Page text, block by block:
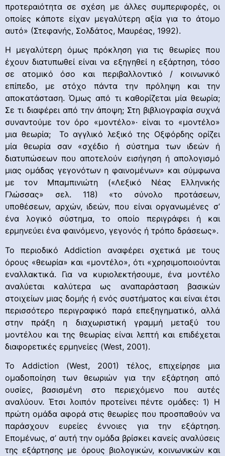
προτεραιότητα σε σχέση με άλλες συμπεριφορές, οι
οποίες κάποτε είχαν μεγαλύτερη αξία για το άτομο
αυτό» (Στεφανής, Σολδάτος, Μαυρέας, 1992).
Η μεγαλύτερη όμως πρόκληση για τις θεωρίες που
έχουν διατυπωθεί είναι να εξηγηθεί η εξάρτηση, τόσο
σε ατομικό όσο και περιβαλλοντικό / κοινωνικό
επίπεδο, με στόχο πάντα την πρόληψη και την
αποκατάσταση. Όμως από τι καθορίζεται μία θεωρία;
Σε τι διαφέρει από την άποψη; Στη βιβλιογραφία συχνά
συναντούμε τον όρο «μοντέλο»· είναι το «μοντέλο»
μια θεωρία; Το αγγλικό λεξικό της Οξφόρδης ορίζει
μία θεωρία σαν «σχέδιο ή σύστημα των ιδεών ή
διατυπώσεων που αποτελούν εισήγηση ή απολογισμό
μιας ομάδας γεγονότων η φαινομένων» και σύμφωνα
με τον Μπαμπινιώτη («Λεξικό Νέας Ελληνικής
Γλώσσας» σελ. 118) «το σύνολο προτάσεων,
υποθέσεων, αρχών, ιδεών, που είναι οργανωμένες σ’
ένα λογικό σύστημα, το οποίο περιγράφει ή και
ερμηνεύει ένα φαινόμενο, γεγονός ή τρόπο δράσεως».
Το περιοδικό Addiction αναφέρει σχετικά με τους
όρους «θεωρία» και «μοντέλο», ότι «χρησιμοποιούνται
εναλλακτικά. Για να κυριολεκτήσουμε, ένα μοντέλο
αναλύεται καλύτερα ως αναπαράσταση βασικών
στοιχείων μιας δομής ή ενός συστήματος και είναι έτσι
περισσότερο περιγραφικό παρά επεξηγηματικό, αλλά
στην πράξη η διαχωριστική γραμμή μεταξύ του
μοντέλου και της θεωρίας είναι λεπτή και επιδέχεται
διαφορετικές ερμηνείες (West, 2001).
Το Addiction (West, 2001) τέλος, επιχείρησε μια
ομαδοποίηση των θεωριών για την εξάρτηση από
ουσίες, βασισμένη στο περιεχόμενο που αυτές
αναλύουν. Έτσι λοιπόν προτείνει πέντε ομάδες: 1) Η
πρώτη ομάδα αφορά στις θεωρίες που προσπαθούν να
παράσχουν ευρείες έννοιες για την εξάρτηση.
Επομένως, σ’ αυτή την ομάδα βρίσκει κανείς αναλύσεις
της εξάρτησης με όρους βιολογικών, κοινωνικών και